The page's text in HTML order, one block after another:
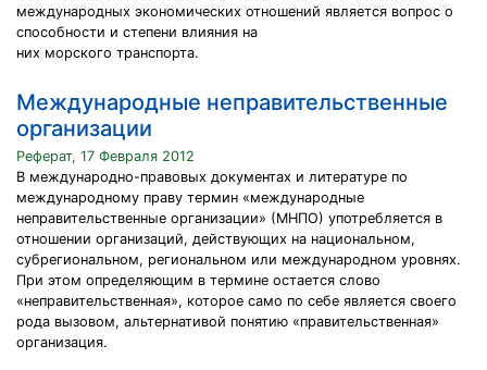
международных экономических отношений является вопрос о
способности и степени влияния на
них морского транспорта.
Международные неправительственные
организации
Реферат, 17 Февраля 2012
В международно-правовых документах и литературе по
международному праву термин «международные
неправительственные организации» (МНПО) употребляется в
отношении организаций, действующих на национальном,
субрегиональном, региональном или международном уровнях.
При этом определяющим в термине остается слово
«неправительственная», которое само по себе является своего
рода вызовом, альтернативой понятию «правительственная»
организация.